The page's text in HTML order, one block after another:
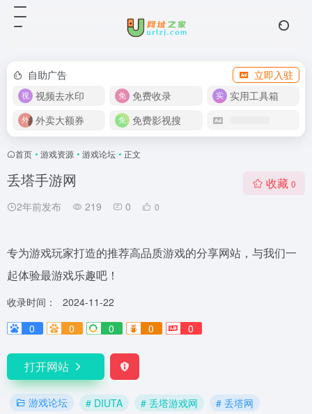
自助广告
立即入驻
视频去水印
免费收录
实用工具箱
外卖大额券
免费影视搜
首页 • 游戏资源 • 游戏论坛 • 正文
丢塔手游网
2年前发布 219 0 0
收藏 0
专为游戏玩家打造的推荐高品质游戏的分享网站，与我们一
起体验最游戏乐趣吧！
收录时间：
2024-11-22
0
0 0 0 0
打开网站
游戏论坛 # DIUTA # 丢塔游戏网
# 丢塔网